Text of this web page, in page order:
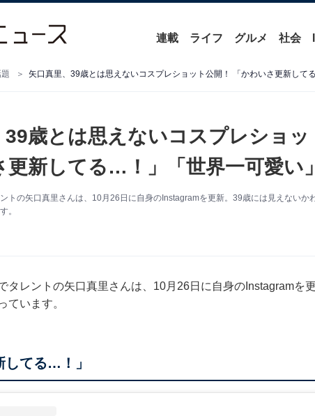
連載 ライフ グルメ 社会
39歳とは思えないコスプレショッ
更新してる…！」「世界一可愛い
トの矢口真里さんは、10月26日に自身のInstagramを更新。39歳には見えないか
。
タレントの矢口真里さんは、10月26日に自身のInstagramを
ています。
してる…！」